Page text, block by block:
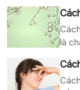
là